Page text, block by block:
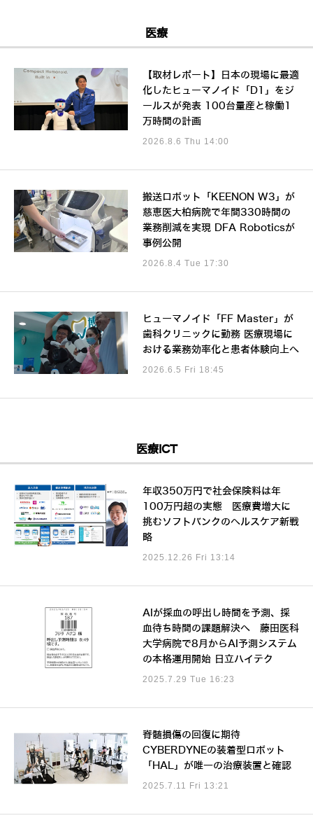
医療
【取材レポート】日本の現場に最適
化したヒューマノイド「D1」をジ
ールスが発表 100台量産と稼働1
万時間の計画
2026.8.6 Thu 14:00
搬送ロボット「KEENON W3」が
慈恵医大柏病院で年間330時間の
業務削減を実現 DFA Roboticsが
事例公開
2026.8.4 Tue 17:30
ヒューマノイド「FF Master」が
歯科クリニックに勤務 医療現場に
おける業務効率化と患者体験向上へ
2026.6.5 Fri 18:45
医療ICT
年収350万円で社会保険料は年
100万円超の実態 医療費増大に
挑むソフトバンクのヘルスケア新戦
略
2025.12.26 Fri 13:14
AIが採血の呼出し時間を予測、採
血待ち時間の課題解決へ 藤田医科
大学病院で8月からAI予測システム
の本格運用開始 日立ハイテク
2025.7.29 Tue 16:23
脊髄損傷の回復に期待
CYBERDYNEの装着型ロボット
「HAL」が唯一の治療装置と確認
2025.7.11 Fri 13:21